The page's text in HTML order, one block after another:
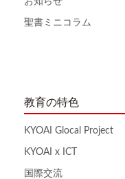
聖書ミニコラム
教育の特色
KYOAI Glocal Project
KYOAI x ICT
国際交流